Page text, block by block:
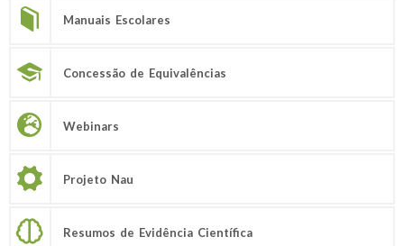
Manuais Escolares
Concessão de Equivalências
Webinars
Projeto Nau
Resumos de Evidência Científica